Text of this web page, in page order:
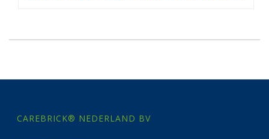
CAREBRICK® NEDERLAND BV